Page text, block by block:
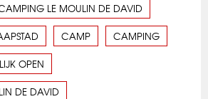
LE MOULIN DE DAVID
CAMP CAMPING
OPEN
DE DAVID